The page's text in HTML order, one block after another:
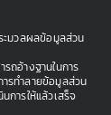
ระมวลผลข้อมูลส่วน
รถอ้างฐานในการ
รทำลายข้อมูลส่วน
การให้แล้วเสร็จ